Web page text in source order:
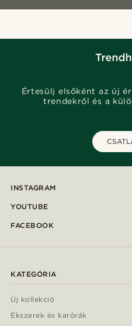
Értesülj elsőként az új
trendekről és a
INSTAGRAM
YOUTUBE
FACEBOOK
KATEGÓRIA
Új kollekció
Ékszerek és karórák